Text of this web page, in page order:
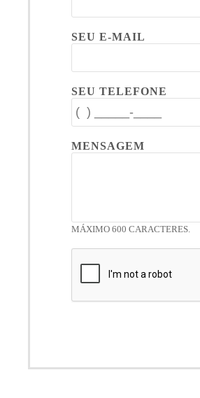
SEU E-MAIL
SEU TELEFONE
MENSAGEM
MÁXIMO 600 CARACTERES.